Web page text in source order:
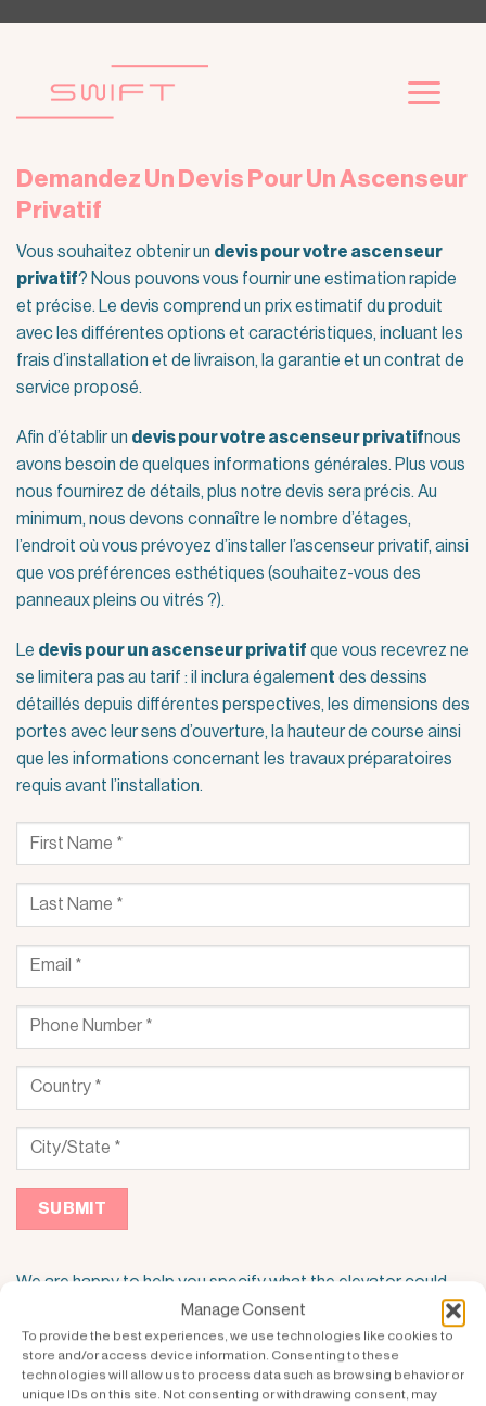
Manage Consent
To provide the best experiences, we use technologies like cookies to
store and/or access device information. Consenting to these
technologies will allow us to process data such as browsing behavior or
unique IDs on this site. Not consenting or withdrawing consent, may
contenu
Demandez Un Devis Pour Un Ascenseur
Privatif
Vous souhaitez obtenir un devis pourvotre ascenseur
privatif? Nous pouvons vous fournir une estimation rapide
et précise. Le devis comprend un prix estimatif du produit
avec les différentes options et caractéristiques, incluant les
frais d’installation et de livraison, la garantie et un contrat de
service proposé.
Afin d’établir un devis pourvotre ascenseur privatifnous
avons besoin de quelques informations générales. Plus vous
nous fournirez de détails, plus notre devis sera précis. Au
minimum, nous devons connaître le nombre d’étages,
l’endroit où vous prévoyez d’installer l’ascenseur privatif, ainsi
que vos préférences esthétiques (souhaitez-vous des
panneaux pleins ou vitrés ?).
Le devis pourun ascenseur privatif que vous recevrez ne
se limitera pas au tarif : il inclura également des dessins
détaillés depuis différentes perspectives, les dimensions des
portes avec leur sens d’ouverture, la hauteur de course ainsi
que les informations concernant les travaux préparatoires
requis avant l’installation.
We are happy to help you specify what the elevator could
look like and what is important to consider –
contact SWIFT
>>
For more info about elevators in general >>